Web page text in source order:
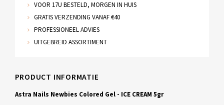
VOOR 17U BESTELD, MORGEN IN HUIS
GRATIS VERZENDING VANAF €40
PROFESSIONEEL ADVIES
UITGEBREID ASSORTIMENT
PRODUCT INFORMATIE
Astra Nails Newbies Colored Gel - ICE CREAM 5gr